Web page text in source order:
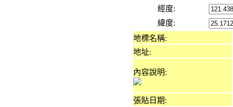
經度:
緯度:
地標名稱:
地址:
內容說明:
張貼日期: